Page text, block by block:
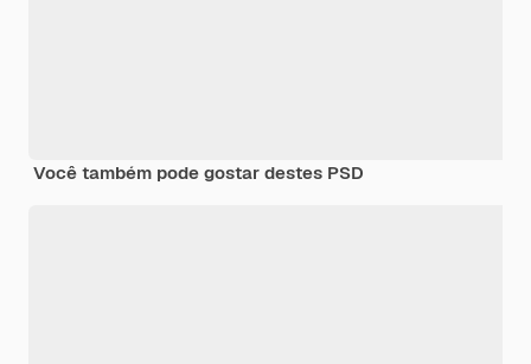
Você também pode gostar destes PSD